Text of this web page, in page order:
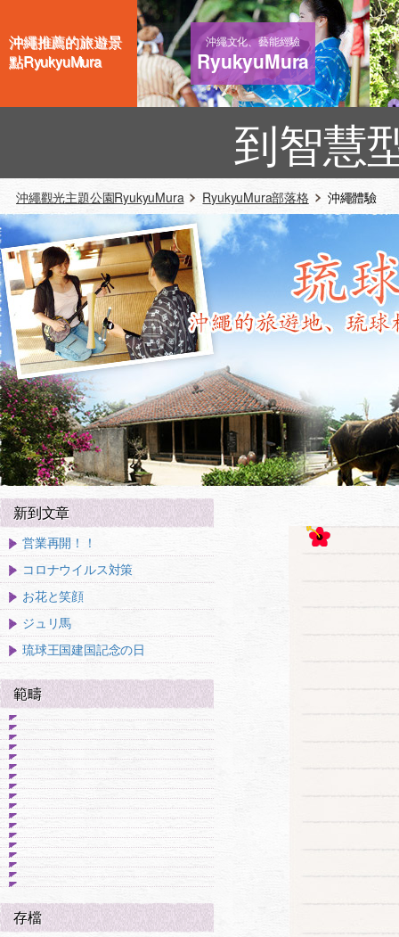
沖繩推薦的旅遊景
點RyukyuMura
沖繩文化、藝能經驗
RyukyuMura
到智慧
沖繩觀光主題公園RyukyuMura RyukyuMura部落格 沖繩體驗
新到文章
営業再開！！
コロナウイルス対策
お花と笑顔
ジュリ馬
琉球王国建国記念の日
範疇
存檔